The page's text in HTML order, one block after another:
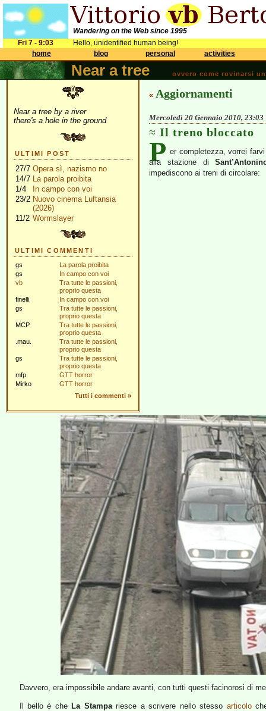
Wandering on the Web since 1995
Fri 7 - 9:03
Hello, unidentified human being!
home
blog personal activities
Near a tree ovvero come rovinarsi
Near a tree by a river
there's a hole in the ground
ULTIMI POST
27/7 Opera sì, nazismo no
14/7 La parola proibita
1/4
In campo con voi
23/2 Nuovo cinema Luftansia
(2026)
11/2 Wormslayer
ULTIMI COMMENTI
gs
La parola proibita
gs
In campo con voi
vb
Tra tutte le passioni,
proprio questa
finelli
In campo con voi
gs
Tra tutte le passioni,
proprio questa
MCP
Tra tutte le passioni,
proprio questa
.mau.
Tra tutte le passioni,
proprio questa
gs
Tra tutte le passioni,
proprio questa
mfp
GTT horror
Mirko
GTT horror
Tutti i commenti »
« Aggiornamenti
Mercoledì 20 Gennaio 2010, 23:03
Il treno bloccato
P er completezza, vorrei
alla stazione di
impediscono ai treni di circolare:
Davvero, era impossibile andare avanti, con tutti questi facinorosi di
Il bello è che La Stampariesce a scrivere nello stesso articolo